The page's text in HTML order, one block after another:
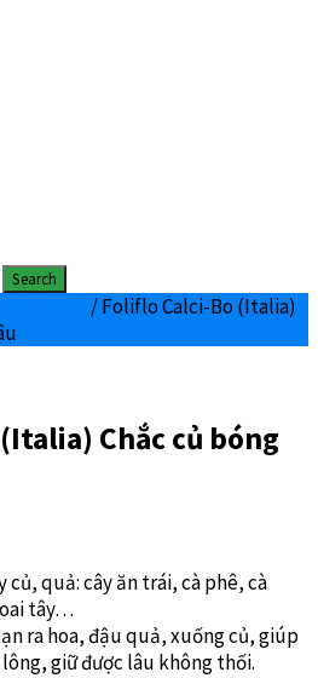
Search
/ Foliflo Calci-Bo (Italia)
Chắc củ bóng
củ, quả: cây ăn trái, cà phê, cà
tây…
ra hoa, đậu quả, xuống củ, giúp
giữ được lâu không thối.